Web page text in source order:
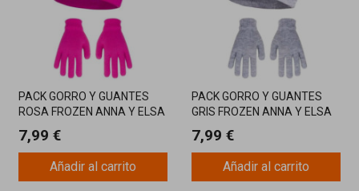
PACK GORRO Y GUANTES
ROSA FROZEN ANNA Y ELSA
7,99 €
Añadir al carrito
PACK GORRO Y GUANTES
GRIS FROZEN ANNA Y ELSA
7,99 €
Añadir al carrito